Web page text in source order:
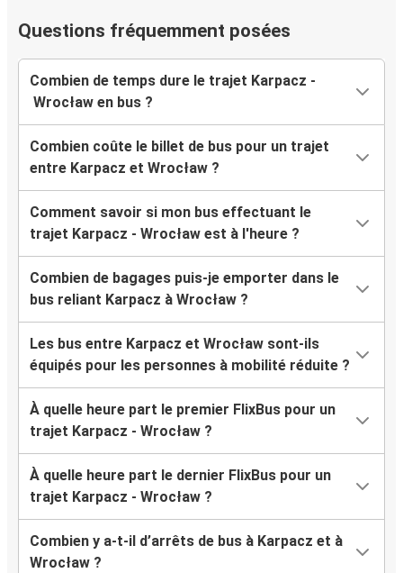
Questions fréquemment posées
Combien de temps dure le trajet Karpacz -
Wrocław en bus ?
Combien coûte le billet de bus pour un trajet
entre Karpacz et Wrocław ?
Comment savoir si mon bus effectuant le
trajet Karpacz - Wrocław est à l'heure ?
Combien de bagages puis-je emporter dans le
bus reliant Karpacz à Wrocław ?
Les bus entre Karpacz et Wrocław sont-ils
équipés pour les personnes à mobilité réduite ?
À quelle heure part le premier FlixBus pour un
trajet Karpacz - Wrocław ?
À quelle heure part le dernier FlixBus pour un
trajet Karpacz - Wrocław ?
Combien y a-t-il d’arrêts de bus à Karpacz et à
Wrocław ?